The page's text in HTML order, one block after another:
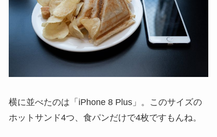
横に並べたのは「iPhone 8 Plus」。このサイズの
ホットサンド4つ、食パンだけで4枚ですもんね。